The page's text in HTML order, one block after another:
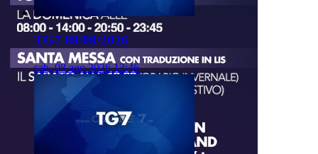
TG7 08/08/2026
sab, 08 ago 2026 13:46